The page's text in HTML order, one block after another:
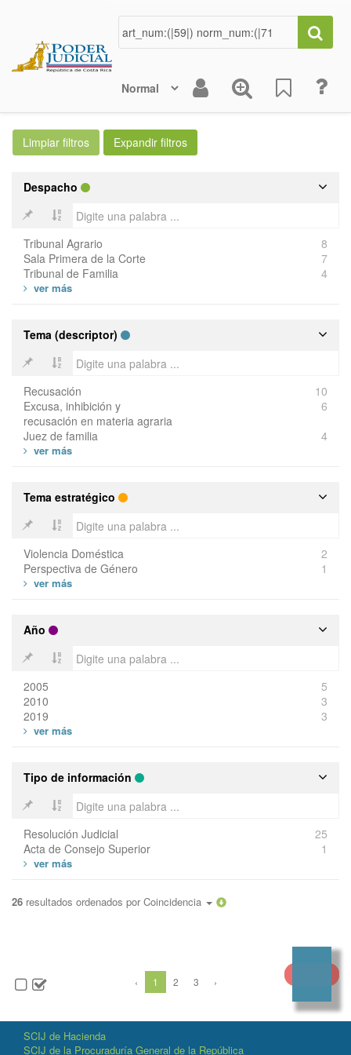
Despacho
Tribunal Agrario
8
Sala Primera de la Corte
7
Tribunal de Familia
4
Tema (descriptor)
Recusación
10
Excusa, inhibición y
recusación en materia agraria
6
Juez de familia
4
Tema estratégico
Violencia Doméstica
2
Perspectiva de Género
1
Año
2005
5
2010
3
2019
3
Tipo de información
Resolución Judicial
25
Acta de Consejo Superior
1
26 resultados ordenados por Coincidencia
‹ 1 2 3 ›
SCIJ de Hacienda
SCIJ de la Procuraduría General de la República